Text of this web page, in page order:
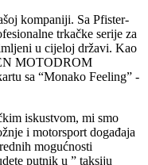
kompaniji. Sa Pfister-
trkačke serije za
u cijeloj državi. Kao
MOTODROM
sa “Monako Feeling” -
iskustvom, mi smo
i motorsport događaja
mogućnosti
putnik u ” taksiju